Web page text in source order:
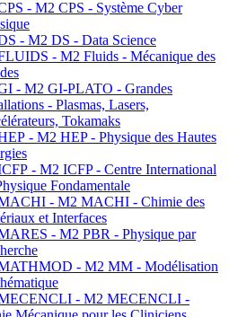
- M2 CPS - Système Cyber
- M2 DS - Data Science
- M2 Fluids - Mécanique des
- M2 GI-PLATO - Grandes
- Plasmas, Lasers,
Tokamaks
- M2 HEP - Physique des Hautes
- M2 ICFP - Centre International
Fondamentale
- M2 MACHI - Chimie des
et Interfaces
- M2 PBR - Physique par
- M2 MM - Modélisation
- M2 MECENCLI -